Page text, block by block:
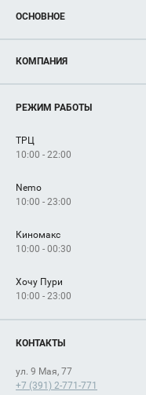
ОСНОВНОЕ
Новости
Магазины
Услуги
КОМПАНИЯ
Рекламодателям
Как добраться
РЕЖИМ РАБОТЫ
ТРЦ
10:00 - 22:00
Nemo
10:00 - 23:00
Киномакс
10:00 - 00:30
Хочу Пури
10:00 - 23:00
КОНТАКТЫ
ул. 9 Мая, 77
+7 (391) 2-771-771